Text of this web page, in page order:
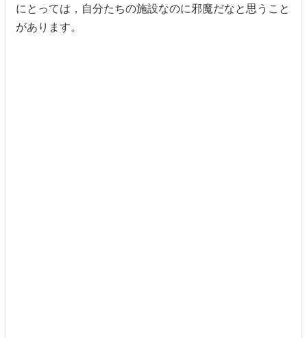
にとっては，自分たちの施設なのに邪魔だなと思うこと
があります。